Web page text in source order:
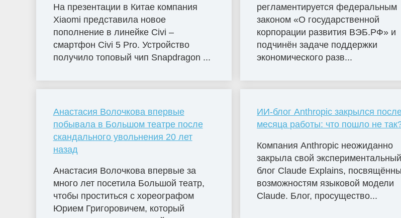
На презентации в Китае компания
Xiaomi представила новое
пополнение в линейке Civi –
смартфон Civi 5 Pro. Устройство
получило топовый чип Snapdragon ...
Анастасия Волочкова впервые
побывала в Большом театре после
скандального увольнения 20 лет
назад
Анастасия Волочкова впервые за
много лет посетила Большой театр,
чтобы проститься с хореографом
Юрием Григоровичем, который
регламентируется федеральным
законом «О государственной
корпорации развития ВЭБ.РФ» и
подчинён задаче поддержки
экономического разв...
ИИ-блог Anthropic закрылся
месяца работы: что пошло не
Компания Anthropic неожиданно
закрыла свой экспериментальный
блог Claude Explains,
возможностям языковой модели
Claude. Блог, просущество...